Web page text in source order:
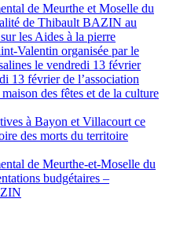
de Meurthe et Moselle du
de Thibault BAZIN au
les Aides à la pierre
Valentin organisée par le
le vendredi 13 février
13 février de l’association
des fêtes et de la culture
à Bayon et Villacourt ce
des morts du territoire
de Meurthe-et-Moselle du
budgétaires –